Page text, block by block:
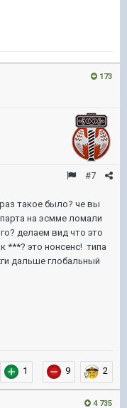
173
#7
такое было? че вы
на эсмме ломали
делаем вид что это
***? это нонсенс! типа
дальше глобальный
1 9 2
4 735